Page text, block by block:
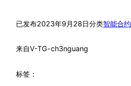
已发布2023年9月28日分类智能合约
来自V-TG-ch3nguang
标签：